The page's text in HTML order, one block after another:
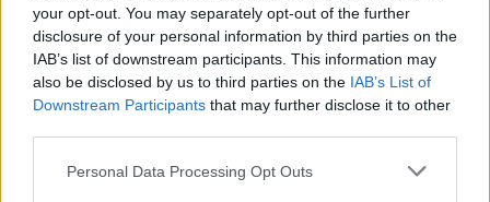
your opt-out. You may separately opt-out of the further
disclosure of your personal information by third parties on the
IAB’s list of downstream participants. This information may
also be disclosed by us to third parties on the IAB’s List of
Downstream Participants that may further disclose it to other
Please note that this website/app uses one or more Google
Personal Data Processing Opt Outs
3Δεν ήταν μόνο η ταχύτητα που οδήγησε
στο τροχαίο στις Σέρρες με νεκρούς μητέρα
και γιο - «Ίσως κάτι απέσπασε την προσοχή
του οδηγού» λέει πραγματογνώμονας
4Μυστράς: Αλλαγή στην υπερασπιστική
αγάπη στους γονείς και η διαφωνία με την
αδερφή του